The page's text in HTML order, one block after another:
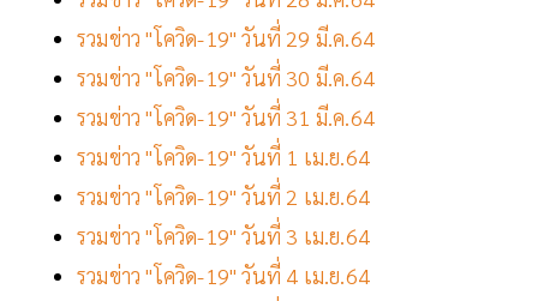
รวมข่าว "โควิด-19" วันที่ 29 มี.ค.64
รวมข่าว "โควิด-19" วันที่ 30 มี.ค.64
รวมข่าว "โควิด-19" วันที่ 31 มี.ค.64
รวมข่าว "โควิด-19" วันที่ 1 เม.ย.64
รวมข่าว "โควิด-19" วันที่ 2 เม.ย.64
รวมข่าว "โควิด-19" วันที่ 3 เม.ย.64
รวมข่าว "โควิด-19" วันที่ 4 เม.ย.64